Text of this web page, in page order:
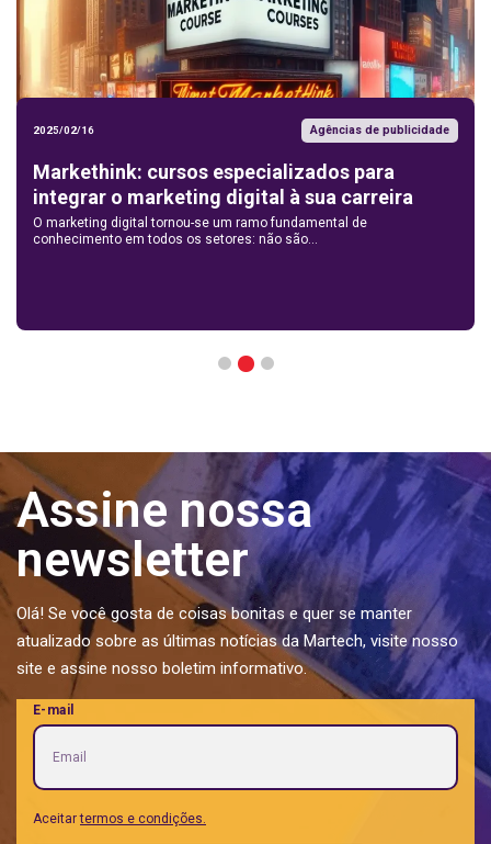
2025/02/16 Agências de publicidade
Markethink: cursos especializados para
integrar o marketing digital à sua carreira
O marketing digital tornou-se um ramo fundamental de
conhecimento em todos os setores: não são...
Assine nossa
newsletter
Olá! Se você gosta de coisas bonitas e quer se manter
atualizado sobre as últimas notícias da Martech, visite nosso
site e assine nosso boletim informativo.
E-mail
Aceitartermos e condições.